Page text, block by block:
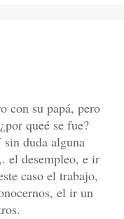
con su papá, pero
queé se fue?
duda alguna
el desempleo, e ir
caso el trabajo,
el ir un